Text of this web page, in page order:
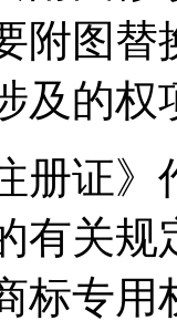
附图替
及的权
册证
有关规
标专用